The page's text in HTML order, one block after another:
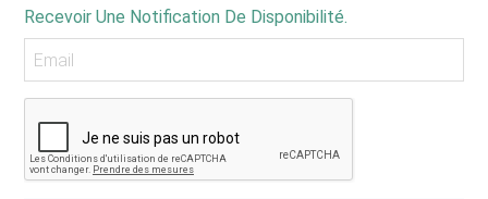
Recevoir Une Notification De Disponibilité.